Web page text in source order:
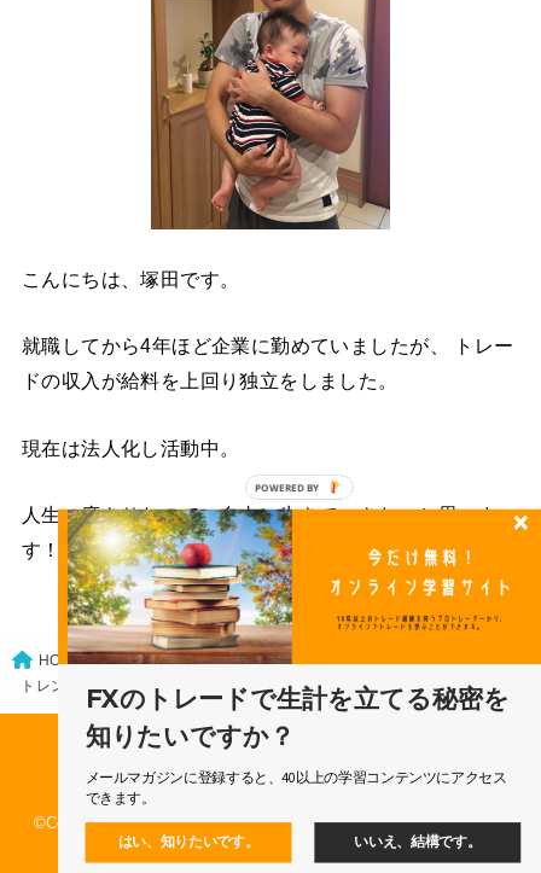
こんにちは、塚田です。
就職してから4年ほど企業に勤めていましたが、 トレー
ドの収入が給料を上回り独立をしました。
現在は法人化し活動中。
人生一度きりなので、自由に生きていきたいと思いま
す！
HOME
FXトレードの基礎
トレンドに逆らっても利益を出せる局面とは？
運営会社 利用規約
特定商取引法に基づく表記
個人情報保護方針
問い合わせ
©Copyright 2026Dealing FX プロトレーダーのブログ.All Rights
Reserved.
FXのトレードで生計を立てる秘密を
知りたいですか？
メールマガジンに登録すると、40以上の学習コンテンツにアクセス
できます。
はい、知りたいです。 いいえ、結構です。
POWERED
BY